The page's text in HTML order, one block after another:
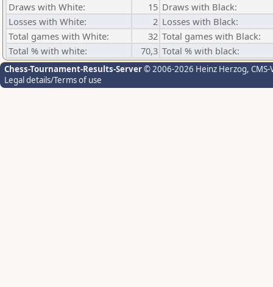
Draws with White:
15 Draws with Black:
Losses with White:
2 Losses with Black:
Total games with White:
32 Total games with Black:
Total % with white:
70,3 Total % with black:
Chess-Tournament-Results-Server© 2006-2026 Heinz Herzog,
Legal details/Terms of use